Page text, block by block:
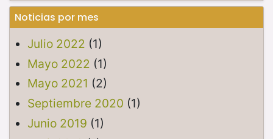
Noticias por mes
Julio 2022 (1)
Mayo 2022 (1)
Mayo 2021 (2)
Septiembre 2020 (1)
Junio 2019 (1)